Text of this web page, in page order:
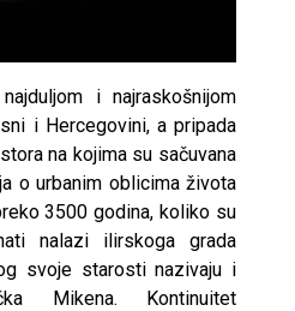
i najraskošnijom
i Hercegovini, a pripada
na kojima su sačuvana
o urbanim oblicima života
3500 godina, koliko su
nalazi ilirskoga grada
svoje starosti nazivaju i
Mikena. Kontinuitet